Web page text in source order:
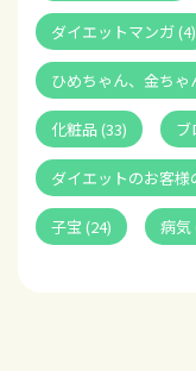
ダイエットマンガ (4)
ひめちゃん、金ちゃ
化粧品 (33) ブ
ダイエットのお客様
子宝 (24) 病気